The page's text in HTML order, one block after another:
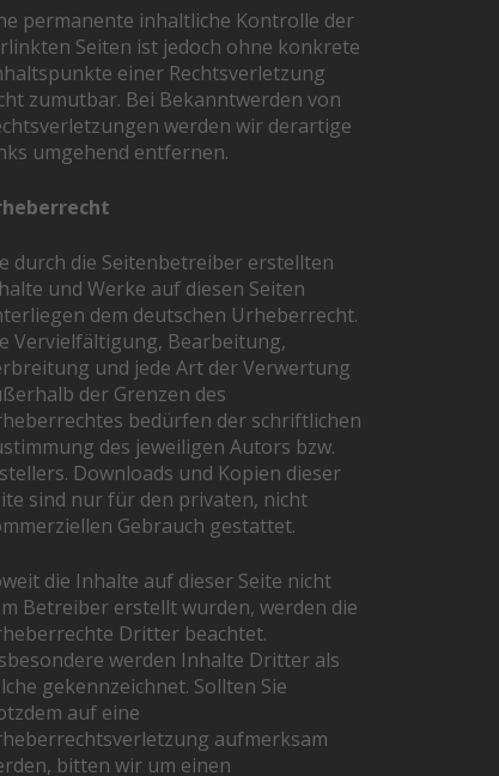
permanente inhaltliche Kontrolle der
Seiten ist jedoch ohne konkrete
einer Rechtsverletzung
zumutbar. Bei Bekanntwerden von
werden wir derartige
umgehend entfernen.
durch die Seitenbetreiber erstellten
und Werke auf diesen Seiten
dem deutschen Urheberrecht.
Vervielfältigung, Bearbeitung,
und jede Art der Verwertung
der Grenzen des
bedürfen der schriftlichen
des jeweiligen Autors bzw.
Downloads und Kopien dieser
sind nur für den privaten, nicht
Gebrauch gestattet.
die Inhalte auf dieser Seite nicht
Betreiber erstellt wurden, werden die
Dritter beachtet.
werden Inhalte Dritter als
gekennzeichnet. Sollten Sie
auf eine
aufmerksam
bitten wir um einen